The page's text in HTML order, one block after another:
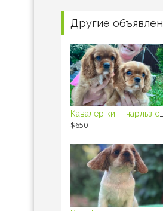
Другие
Кавалер кинг чарльз спаниель щенки
$650